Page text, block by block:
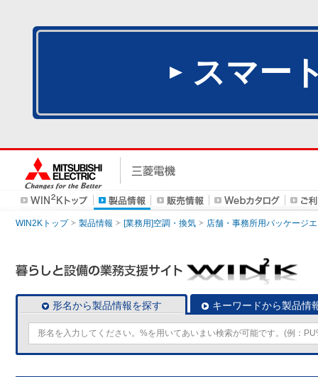
スマー
WIN2Kトップ 製品情報 [業務用]空調・換気 店舗・事務所用パッケージ
形名から製品情報を探す キーワードから製品情